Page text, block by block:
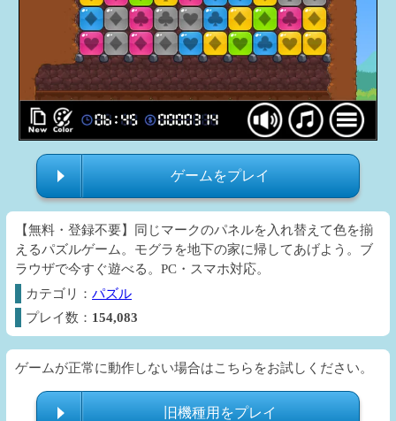
ゲームをプレイ
【無料・登録不要】同じマークのパネルを入れ替えて色を揃
えるパズルゲーム。モグラを地下の家に帰してあげよう。ブ
ラウザで今すぐ遊べる。PC・スマホ対応。
カテゴリ：パズル
プレイ数： 154,083
ゲームが正常に動作しない場合はこちらをお試しください。
旧機種用をプレイ